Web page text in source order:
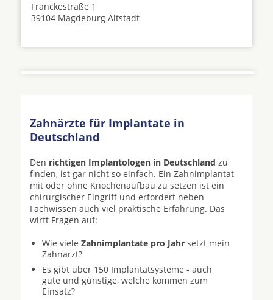
Franckestraße 1
39104 Magdeburg Altstadt
Zahnärzte für Implantate in
Deutschland
Den richtigen Implantologen in Deutschland zu
finden, ist gar nicht so einfach. Ein Zahnimplantat
mit oder ohne Knochenaufbau zu setzen ist ein
chirurgischer Eingriff und erfordert neben
Fachwissen auch viel praktische Erfahrung. Das
wirft Fragen auf:
Wie viele Zahnimplantate pro Jahr setzt mein
Zahnarzt?
Es gibt über 150 Implantatsysteme - auch
gute und günstige, welche kommen zum
Einsatz?